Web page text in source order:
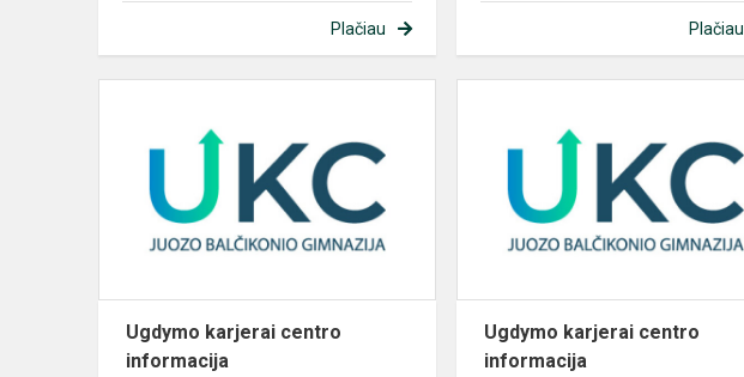
Plačiau Plačiau
Ugdymo karjerai centro
informacija
Ugdymo karjerai centro
informacija